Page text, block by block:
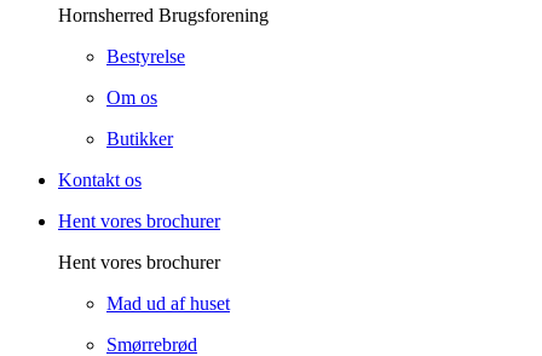
Hornsherred Brugsforening
Bestyrelse
Om os
Butikker
Kontakt os
Hent vores brochurer
Hent vores brochurer
Mad ud af huset
Smørrebrød